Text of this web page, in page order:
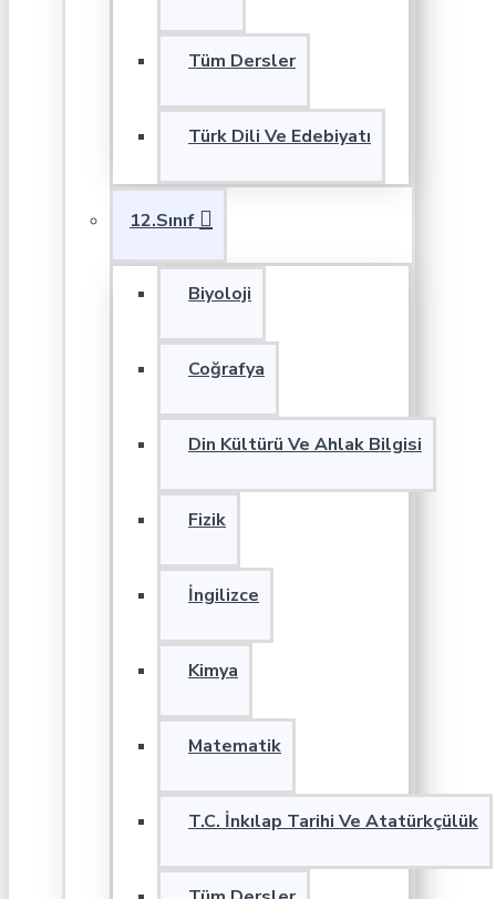
Tüm Dersler
Türk Dili Ve Edebiyatı
12.Sınıf
Biyoloji
Coğrafya
Din Kültürü Ve Ahlak Bilgisi
Fizik
İngilizce
Kimya
Matematik
T.C. İnkılap Tarihi Ve Atatürkçülük